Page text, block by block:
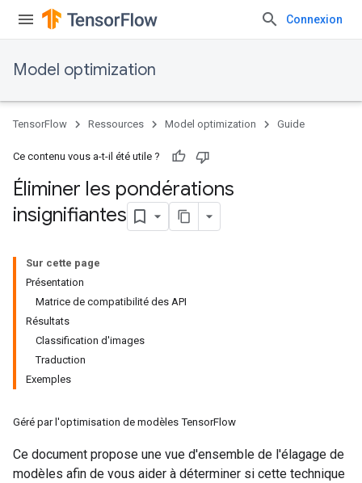
Connexion
Model optimization
TensorFlow Ressources Model optimization Guide
Ce contenu vous a-t-il été utile ?
Éliminer les pondérations
insignifiantes
Sur cette page
Présentation
Matrice de compatibilité des API
Résultats
Classification d'images
Traduction
Exemples
Géré par l'optimisation de modèles TensorFlow
Ce document propose une vue d'ensemble de l'élagage de
modèles afin de vous aider à déterminer si cette technique